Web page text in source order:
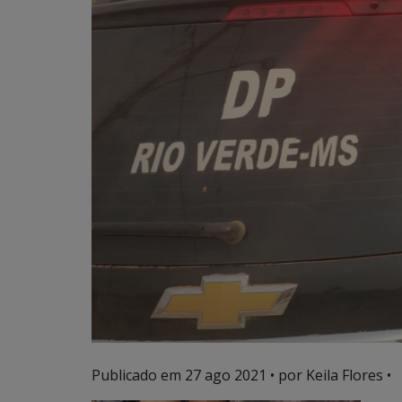
Publicado em 27 ago 2021 • por Keila Flores •